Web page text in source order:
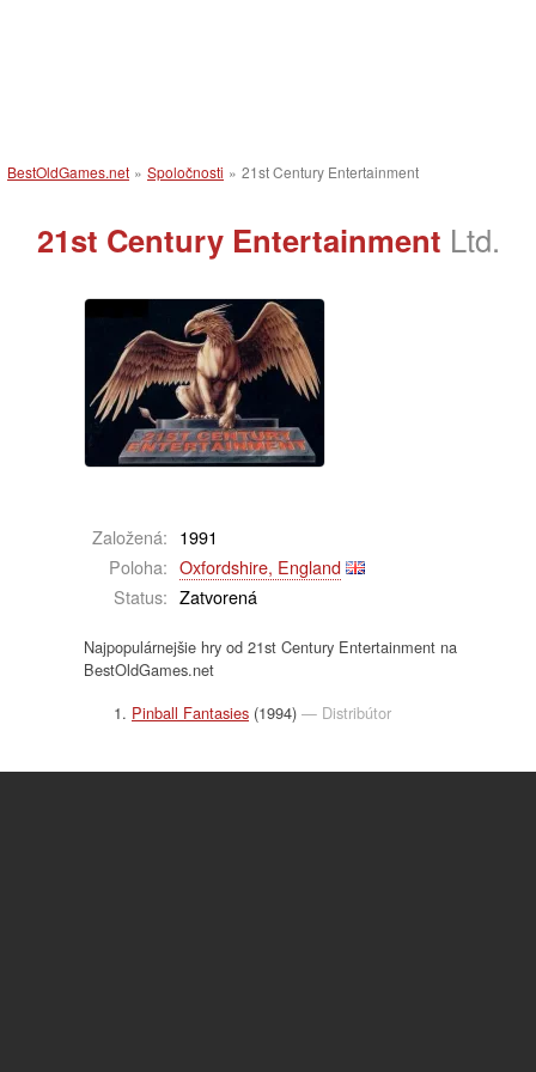
BestOldGames.net » Spoločnosti » 21st Century Entertainment
21st Century Entertainment Ltd.
Založená: 1991
Poloha: Oxfordshire, England
Status: Zatvorená
Najpopulárnejšie hry od 21st Century Entertainment na
BestOldGames.net
Pinball Fantasies (1994) — Distribútor